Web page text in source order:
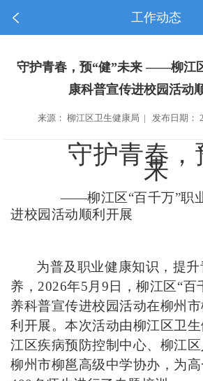
工作动态
守护青春，预“健”未来 ——柳江
康科普宣传进校园活动
来源： 柳江区卫生健康局 | 发布日期：
守护青春，
来
——柳江区“百千万”职
进校园活动顺利开展
为普及职业健康知识，提
养，2026年5月9日，柳江区“百
养科普宣传进校园活动在柳州
利开展。本次活动由柳江区卫
江区疾病预防控制中心、柳江区
柳州市柳邕高级中学协办，为